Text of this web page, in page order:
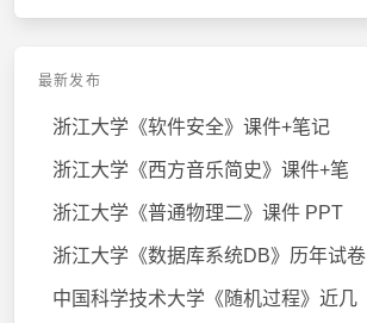
最新发布
浙江大学《软件安全》课件+笔记
浙江大学《西方音乐简史》课件+笔
浙江大学《普通物理二》课件 PPT
浙江大学《数据库系统DB》历年试卷
中国科学技术大学《随机过程》近几